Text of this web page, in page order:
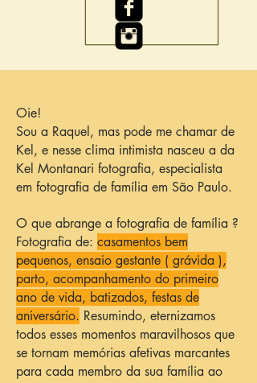
Oie!
Sou a Raquel, mas pode me chamar de
Kel, e nesse clima intimista nasceu a da
Kel Montanari fotografia, especialista
em fotografia de família em São Paulo.
O que abrange a fotografia de família ?
Fotografia de: casamentos bem
pequenos, ensaio gestante ( grávida ),
parto, acompanhamento do primeiro
ano de vida, batizados, festas de
aniversário. Resumindo, eternizamos
todos esses momentos maravilhosos que
se tornam memórias afetivas marcantes
para cada membro da sua família ao